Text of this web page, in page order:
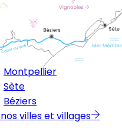
Montpellier
Sète
Béziers
villes et villages